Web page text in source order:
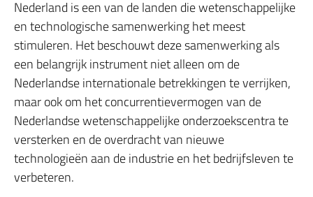
Nederland is een van de landen die wetenschappelijke
en technologische samenwerking het meest
stimuleren. Het beschouwt deze samenwerking als
een belangrijk instrument niet alleen om de
Nederlandse internationale betrekkingen te verrijken,
maar ook om het concurrentievermogen van de
Nederlandse wetenschappelijke onderzoekscentra te
versterken en de overdracht van nieuwe
technologieën aan de industrie en het bedrijfsleven te
verbeteren.